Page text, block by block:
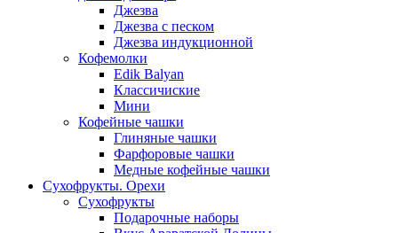
Джезва
Джезва с песком
Джезва индукционной
Кофемолки
Edik Balyan
Классичиские
Мини
Кофейные чашки
Глиняные чашки
Фарфоровые чашки
Медные кофейные чашки
Сухофрукты. Орехи
Сухофрукты
Подарочные наборы